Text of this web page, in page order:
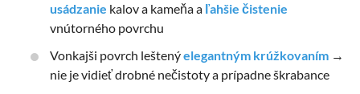
usádzanie kalov a kameňa a ľahšie čistenie
vnútorného povrchu
Vonkajši povrch leštenýelegantným krúžkovaním →
nie je vidieť drobné nečistoty a prípadne škrabance